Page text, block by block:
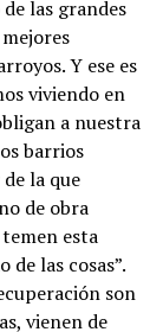
las grandes
Y ese es
viviendo en
a nuestra
barrios
la que
de obra
esta
las cosas”.
son
vienen de